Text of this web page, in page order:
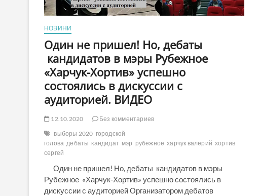
НОВИНИ
Один не пришел! Но, дебаты
кандидатов в мэры Рубежное
«Харчук-Хортив» успешно
состоялись в дискуссии с
аудиторией. ВИДЕО
12.10.2020
Без комментариев
выборы 2020 городской
голова дебаты кандидат мэр рубежное харчук валерий хортив
сергей
Один не пришел! Но, дебаты кандидатов в мэры
Рубежное «Харчук-Хортив» успешно состоялись в
дискуссии с аудиторией Организатором дебатов